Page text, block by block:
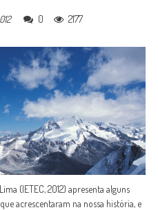
0 2177
(IETEC, 2012) apresenta alguns
acrescentaram na nossa história, e